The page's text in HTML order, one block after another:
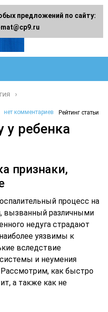
нет комментариев Рейтинг статьи
у ребенка
признаки,
процесс на
вызванный различными
недуга страдают
уязвимы к
вследствие
и неумения
как быстро
а также как не
предложений по сайту: